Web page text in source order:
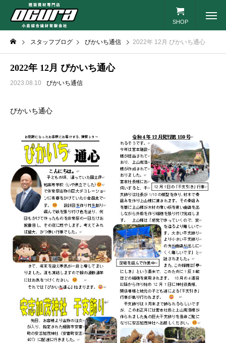
SHOP
スタッフブログ ぴかいち通信 2022年 12月 ぴかいち通心
2022年 12月 ぴかいち通心
2023.08.10 ぴかいち通信
ぴかいち通心